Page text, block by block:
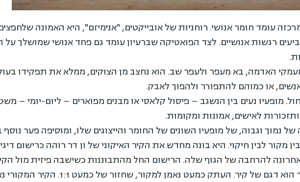
עומד חומר אנושי. רוחניות של אובייקטים, "אנימיזם", היא האמונה
רגשות אנושיים. לצד הפואטיקה שברעיון עומד גם פחד אנושי שמושלך על
האדמה, בא מעפר ולעפר שב. הוא נחצב מן הצוקים, ממלא את תפקידו
או כמוהם להתפורר ולהפוך לאבק.
מופעיו נעים בין הנשגב – פיסול קלאסי או מבנים מפוארים – ליום-יומי –
לאישים, אמונות ומקומות.
של נמוך וגבוה, של מופעיו השונים של החומר והייצוגים שלו, ומוסיפה פער נוסף
מקור לבין חיקוי. היא בונה מחדש את הקיר האיקוני של ון דר רוהה כרישום
להרחבה של הגוף שלה. הרישום החל מהתבוננות כשישבה פיזית מול
בברצלונה ונמשך הרחק משם. הקיר הוא דגם של קיר. העתק כמעט נאמן למקור, שחזור של